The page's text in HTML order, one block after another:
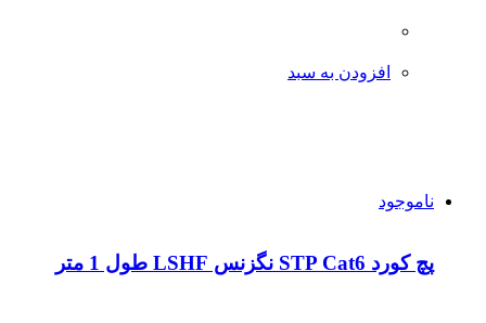
افزودن به سبد
ناموجود
پچ کورد STP Cat6 نگزنس LSHF طول 1 متر